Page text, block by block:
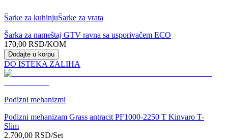
Šarke za kuhinjuŠarke za vrata
Šarka za nameštaj GTV ravna sa usporivačem ECO
170,00 RSD/KOM
Dodajte u korpu
DO ISTEKA ZALIHA
Podizni mehanizmi
Podizni mehanizam Grass antracit PF1000-2250 T Kinvaro T-
Slim
2.700,00 RSD/Set